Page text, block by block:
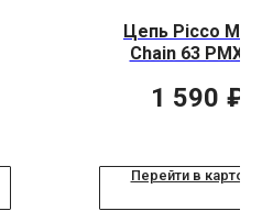
Цепь Picco
Chain 63 PMX
1 590 ₽
Перейти в